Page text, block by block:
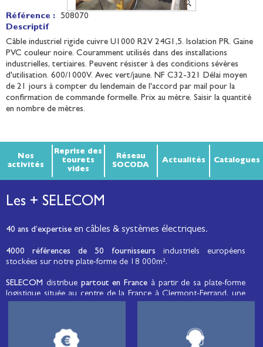
Référence : 508070
Descriptif
Câble industriel rigide cuivre U1000 R2V 24G1,5. Isolation PR. Gaine
PVC couleur noire. Couramment utilisés dans des installations
industrielles, tertiaires. Peuvent résister à des conditions sévères
d'utilisation. 600/1000V. Avec vert/jaune. NF C32-321 Délai moyen
de 21 jours à compter du lendemain de l'accord par mail pour la
confirmation de commande formelle. Prix au mètre. Saisir la quantité
en nombre de mètres.
Nos
activités
Reprise des
tourets
vides
Réseau
SOCODA
Actualités Catalogues
Les + SELECOM
40 ans d’expertise en câbles & systèmes électriques.
4000 références de 50 fournisseurs industriels européens
stockées sur notre plate-forme de 18 000m².
SELECOM distribue partout en France à partir de sa plate-forme
logistique située au centre de la France à Clermont-Ferrand, une
, de matériel
d’éclairage public et d'éco-mobilité destinée aux professionnels de